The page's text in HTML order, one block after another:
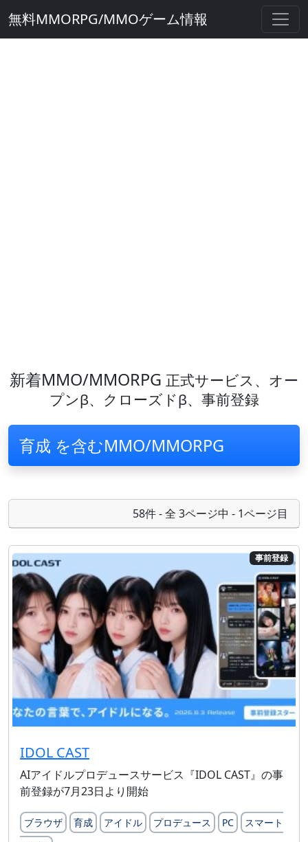
無料MMORPG/MMOゲーム情報
新着MMO/MMORPG 正式サービス、オー
プンβ、クローズドβ、事前登録
育成 を含むMMO/MMORPG
58件 - 全 3ページ中 - 1ページ目
事前登録
IDOL CAST
AIアイドルプロデュースサービス『IDOL CAST』の事
前登録が7月23日より開始
ブラウザ 育成 アイドル プロデュース PC
スマート